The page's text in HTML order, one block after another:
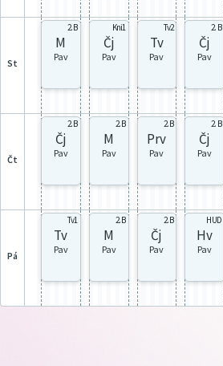
st
2. B
M
Pav
Kni1
Čj
Pav
Tv2
Tv
Pav
2. B
Čj
Pav
čt
2. B
Čj
Pav
2. B
M
Pav
2. B
Prv
Pav
2. B
Čj
Pav
pá
Tv1
Tv
Pav
2. B
M
Pav
2. B
Čj
Pav
HUD
Hv
Pav